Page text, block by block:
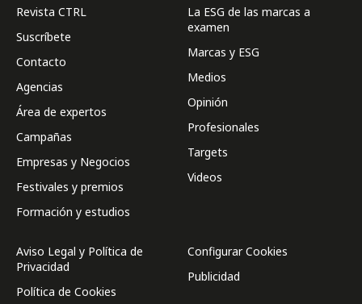
Revista CTRL
Suscríbete
Contacto
Agencias
Área de expertos
Campañas
Empresas y Negocios
Festivales y premios
Formación y estudios
La ESG de las marcas a
examen
Marcas y ESG
Medios
Opinión
Profesionales
Targets
Videos
Aviso Legal y Política de
Privacidad
Política de Cookies
Configurar Cookies
Publicidad